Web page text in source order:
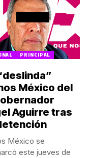
PRINCIPAL
México del
Aguirre tras
México se
este jueves de